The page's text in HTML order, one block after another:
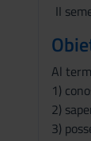
II
Al
1)
2)
3)